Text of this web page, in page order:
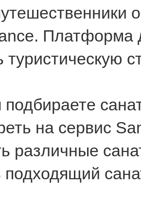
Платформа
туристическую
подбираете
на сервис
различные
подходящий